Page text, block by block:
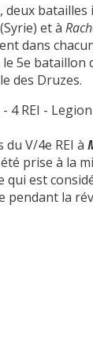
deux
(Syrie) et à
dans
le 5e bataillon
des Druzes.
du V/4e REI à
prise à la
qui est
pendant la